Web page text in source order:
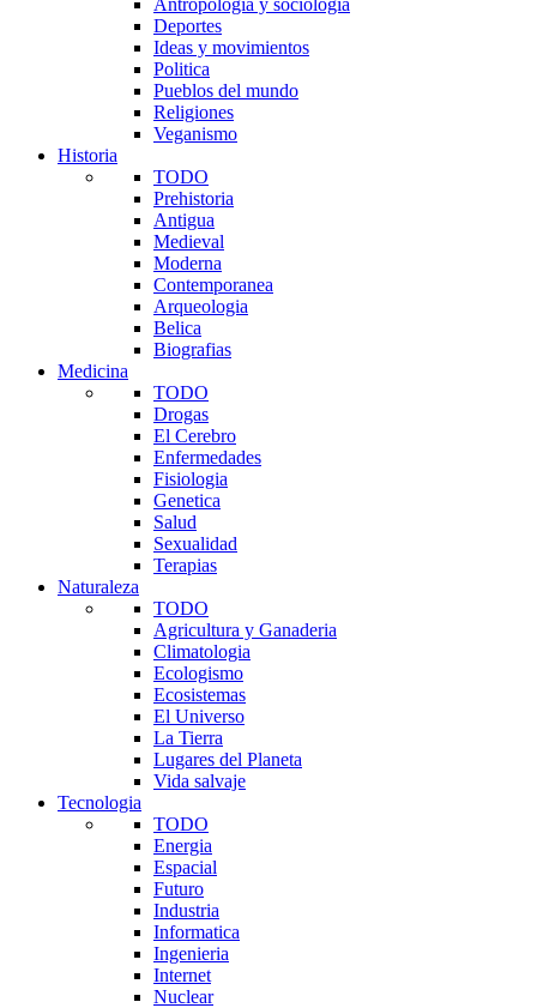
Deportes
Ideas y movimientos
Politica
Pueblos del mundo
Religiones
Veganismo
Historia
TODO
Prehistoria
Antigua
Medieval
Moderna
Contemporanea
Arqueologia
Belica
Biografias
Medicina
TODO
Drogas
El Cerebro
Enfermedades
Fisiologia
Genetica
Salud
Sexualidad
Terapias
Naturaleza
TODO
Agricultura y Ganaderia
Climatologia
Ecologismo
Ecosistemas
El Universo
La Tierra
Lugares del Planeta
Vida salvaje
Tecnologia
TODO
Energia
Espacial
Futuro
Industria
Informatica
Ingenieria
Internet
Nuclear